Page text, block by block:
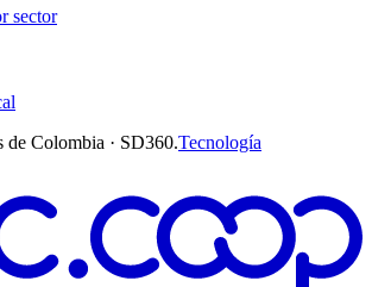
sector
de Colombia · SD360.Tecnología